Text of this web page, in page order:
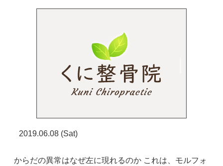
2019.06.08 (Sat)
からだの異常はなぜ左に現れるのか これは、モルフォ